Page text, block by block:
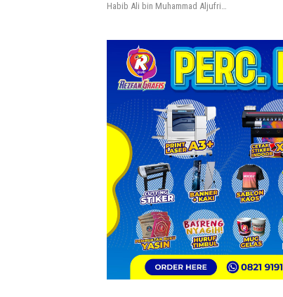
Habib Ali bin Muhammad Aljufri…